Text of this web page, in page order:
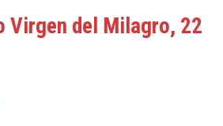
Virgen del Milagro, 22